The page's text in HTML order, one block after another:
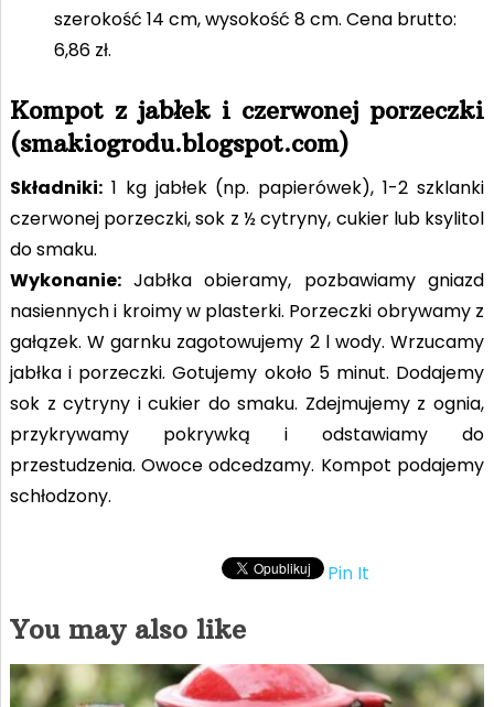
szerokość 14 cm, wysokość 8 cm. Cena brutto:
6,86 zł.
Kompot z jabłek i czerwonej porzeczki
(smakiogrodu.blogspot.com)
Składniki:1 kg jabłek (np. papierówek), 1-2 szklanki
czerwonej porzeczki, sok z ½ cytryny, cukier lub ksylitol
do smaku.
Wykonanie:Jabłka obieramy, pozbawiamy gniazd
nasiennych i kroimy w plasterki. Porzeczki obrywamy z
gałązek. W garnku zagotowujemy 2 l wody. Wrzucamy
jabłka i porzeczki. Gotujemy około 5 minut. Dodajemy
sok z cytryny i cukier do smaku. Zdejmujemy z ognia,
przykrywamy pokrywką i odstawiamy do
przestudzenia. Owoce odcedzamy. Kompot podajemy
schłodzony.
Pin It
You may also like